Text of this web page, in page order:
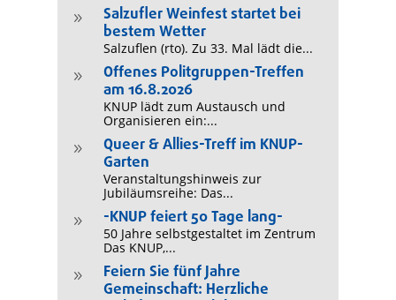
9
Salzufler Weinfest startet bei
bestem Wetter
Salzuflen (rto). Zu 33. Mal lädt die...
9
Offenes Politgruppen-Treffen
am 16.8.2026
KNUP lädt zum Austausch und
Organisieren ein:...
9
Queer & Allies-Treff im KNUP-
Garten
Veranstaltungshinweis zur
Jubiläumsreihe: Das...
9 -KNUP feiert 50 Tage lang-
50 Jahre selbstgestaltet im Zentrum
Das KNUP,...
9
Feiern Sie fünf Jahre
Gemeinschaft: Herzliche